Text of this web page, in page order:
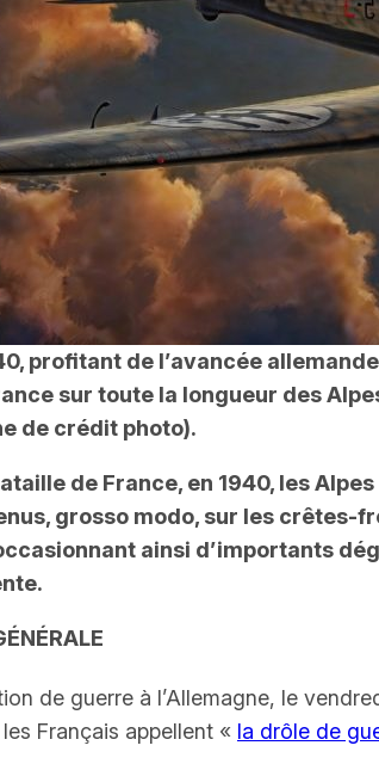
profitant de l’avancée
sur toute la longueur des
de crédit photo).
de France, en 1940, les
grosso modo, sur les crêtes-
ainsi d’importants
.
de guerre à l’Allemagne, le
Français appellent « la drôle de